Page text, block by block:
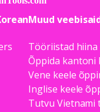
Muud
Tööriistad hiina
Õppida kantoni
Vene keele
Inglise keele
Tutvu Vietnami